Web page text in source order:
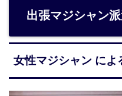
出張マジシャン
女性マジシャン によ